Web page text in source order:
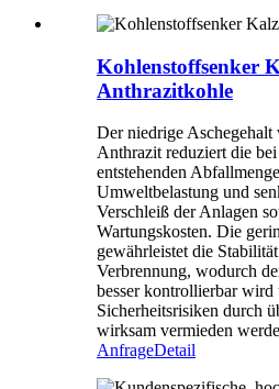
Kohlenstoffsenker
Anthrazitkohle
Der niedrige
Anthrazit reduziert die
entstehenden
Umweltbelastung und
Verschleiß der Anlagen
Wartungskosten. Die
gewährleistet die
Verbrennung, wodurch
besser kontrollierbar wird
Sicherheitsrisiken durch
wirksam vermieden
AnfrageDetail